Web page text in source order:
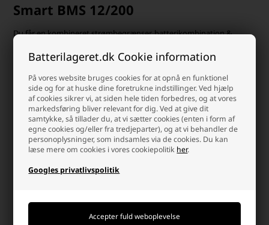
Batterilageret.dk Cookie information
På vores website bruges cookies for at opnå en funktionel
side og for at huske dine foretrukne indstillinger. Ved hjælp
af cookies sikrer vi, at siden hele tiden forbedres, og at vores
markedsføring bliver relevant for dig. Ved at give dit
samtykke, så tillader du, at vi sætter cookies (enten i form af
egne cookies og/eller fra tredjeparter), og at vi behandler de
personoplysninger, som indsamles via de cookies. Du kan
læse mere om cookies i vores cookiepolitik her.
Googles privatlivspolitik
Smart BMS 12/200
Du får en kombineret strømbegrænser, batterikombination &
generator, startbatter & oplader på en sikker måde til dit
. Smart BMS overvåger dit batteri eller batteribank og
beskytter cellerne. Den kobler fra i tilfælde af lav batterispænding,
høj batterispænding eller over temperatur. Den frakobler
sammentidig generator, oplader eller jævnstrømskilde i tilfælde af
overstående ting.
Det samme som ved en Smart BMS CL, så kan du ved en Smart BMS
12/200 tilslutte 12V generator, oplader, startbatteri mm. Den
overvåger også din batteribank og batteri og beskytter cellerne i
batterispænding eller over temperatur. Den frakobler sammentidig